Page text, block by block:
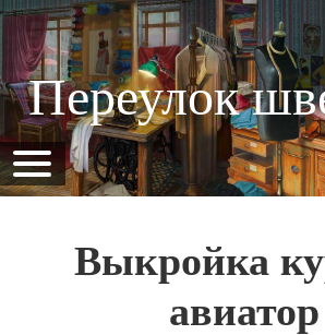
Переулок
Выкройка
авиатор